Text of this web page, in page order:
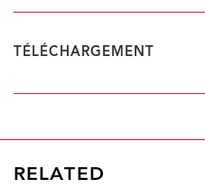
TÉLÉCHARGEMENT
RELATED